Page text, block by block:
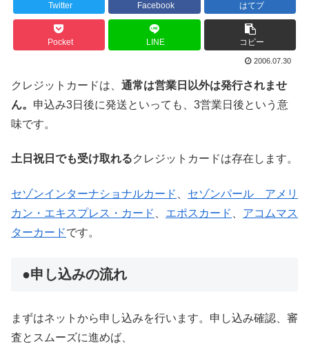
Twitter Facebook はてブ
Pocket LINE コピー
2006.07.30
クレジットカードは、 通常は営業日以外は発行されませ
ん。 申込み3日後に発送といっても、3営業日後という意
味です。
土日祝日でも受け取れるクレジットカードは存在します。
セゾンインターナショナルカード
セゾンパール アメリ
カン・エキスプレス・カード
エポスカード
アコムマス
ターカードです。
●申し込みの流れ
まずはネットから申し込みを行います。申し込み確認、審
査とスムーズに進めば、